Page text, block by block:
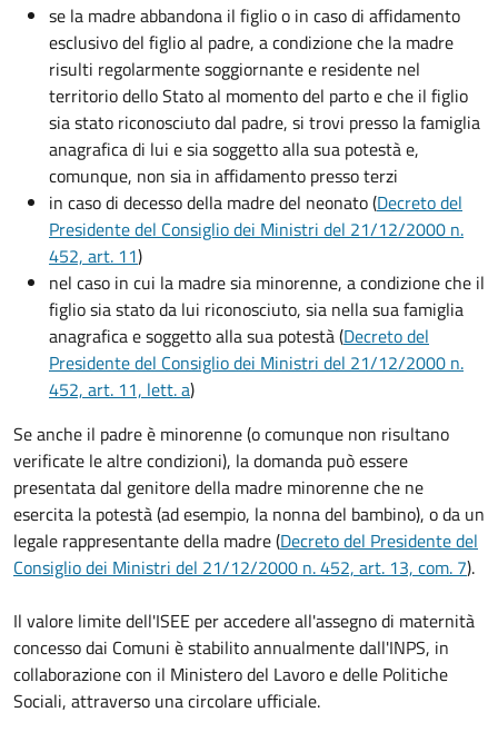
se la madre abbandona il figlio o in caso di affidamento
esclusivo del figlio al padre, a condizione che la madre
risulti regolarmente soggiornante e residente nel
territorio dello Stato al momento del parto e che il figlio
sia stato riconosciuto dal padre, si trovi presso la famiglia
anagrafica di lui e sia soggetto alla sua potestà e,
comunque, non sia in affidamento presso terzi
in caso di decesso della madre del neonato (Decreto del
Presidente del Consiglio dei Ministri del 21/12/2000 n.
452, art. 11)
nel caso in cui la madre sia minorenne, a condizione che il
figlio sia stato da lui riconosciuto, sia nella sua famiglia
anagrafica e soggetto alla sua potestà (Decreto del
Presidente del Consiglio dei Ministri del 21/12/2000 n.
452, art. 11, lett. a)
Se anche il padre è minorenne (o comunque non risultano
verificate le altre condizioni), la domanda può essere
presentata dal genitore della madre minorenne che ne
esercita la potestà (ad esempio, la nonna del bambino), o da un
legale rappresentante della madre (Decreto del Presidente del
Consiglio dei Ministri del 21/12/2000 n. 452, art. 13, com. 7).
Il valore limite dell'ISEE per accedere all'assegno di maternità
concesso dai Comuni è stabilito annualmente dall'INPS, in
collaborazione con il Ministero del Lavoro e delle Politiche
Sociali, attraverso una circolare ufficiale.